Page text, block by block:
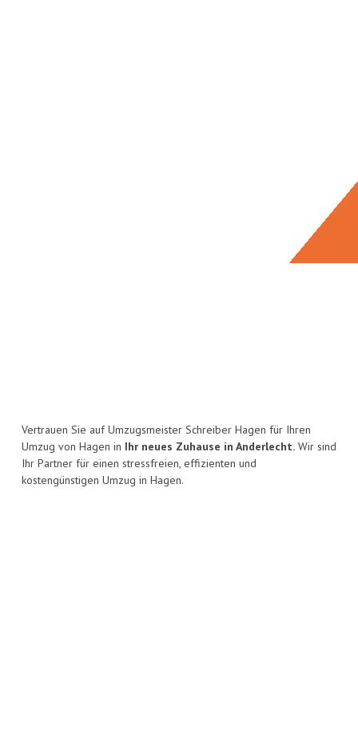
Vertrauen Sie auf Umzugsmeister Schreiber Hagen für Ihren
Umzug von Hagen in Ihr neues Zuhause in Anderlecht. Wir sind
Ihr Partner für einen stressfreien, effizienten und
kostengünstigen Umzug in Hagen.